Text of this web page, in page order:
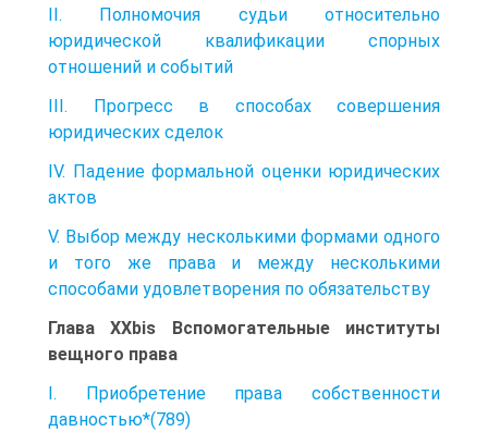
II. Полномочия судьи относительно
юридической квалификации спорных
отношений и событий
III. Прогресс в способах совершения
юридических сделок
IV. Падение формальной оценки юридических
актов
V. Выбор между несколькими формами одного
и того же права и между несколькими
способами удовлетворения по обязательству
Глава XXbis Вспомогательные институты
вещного права
I. Приобретение права собственности
давностью*(789)